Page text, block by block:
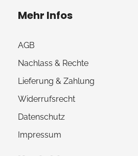
Mehr Infos
AGB
Nachlass & Rechte
Lieferung & Zahlung
Widerrufsrecht
Datenschutz
Impressum